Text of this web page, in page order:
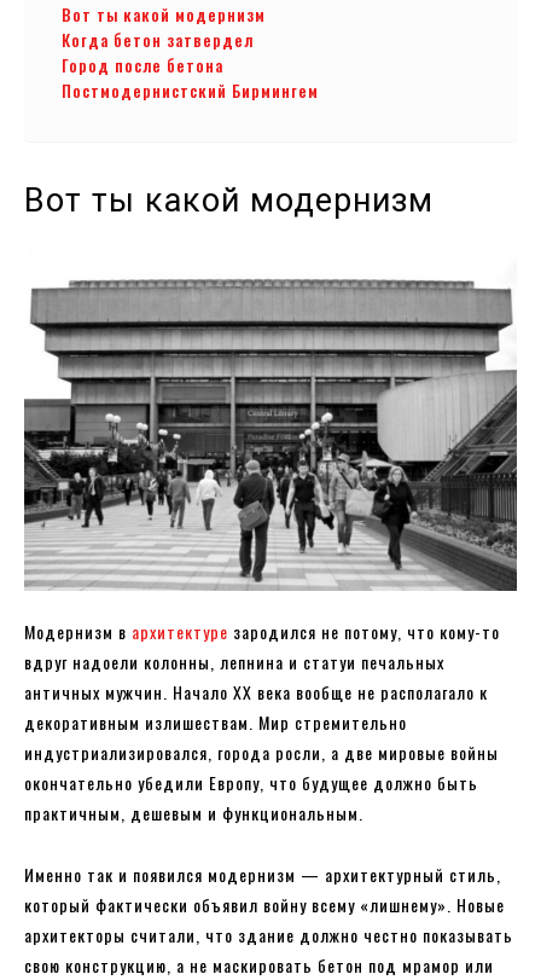
Вот ты какой модернизм
Когда бетон затвердел
Город после бетона
Постмодернистский Бирмингем
Вот ты какой модернизм
Модернизм в архитектуре зародился не потому, что кому-то
вдруг надоели колонны, лепнина и статуи печальных
античных мужчин. Начало XX века вообще не располагало к
декоративным излишествам. Мир стремительно
индустриализировался, города росли, а две мировые войны
окончательно убедили Европу, что будущее должно быть
практичным, дешевым и функциональным.
Именно так и появился модернизм — архитектурный стиль,
который фактически объявил войну всему «лишнему». Новые
архитекторы считали, что здание должно честно показывать
свою конструкцию, а не маскировать бетон под мрамор или